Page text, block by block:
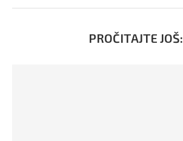
PROČITAJTE JOŠ: